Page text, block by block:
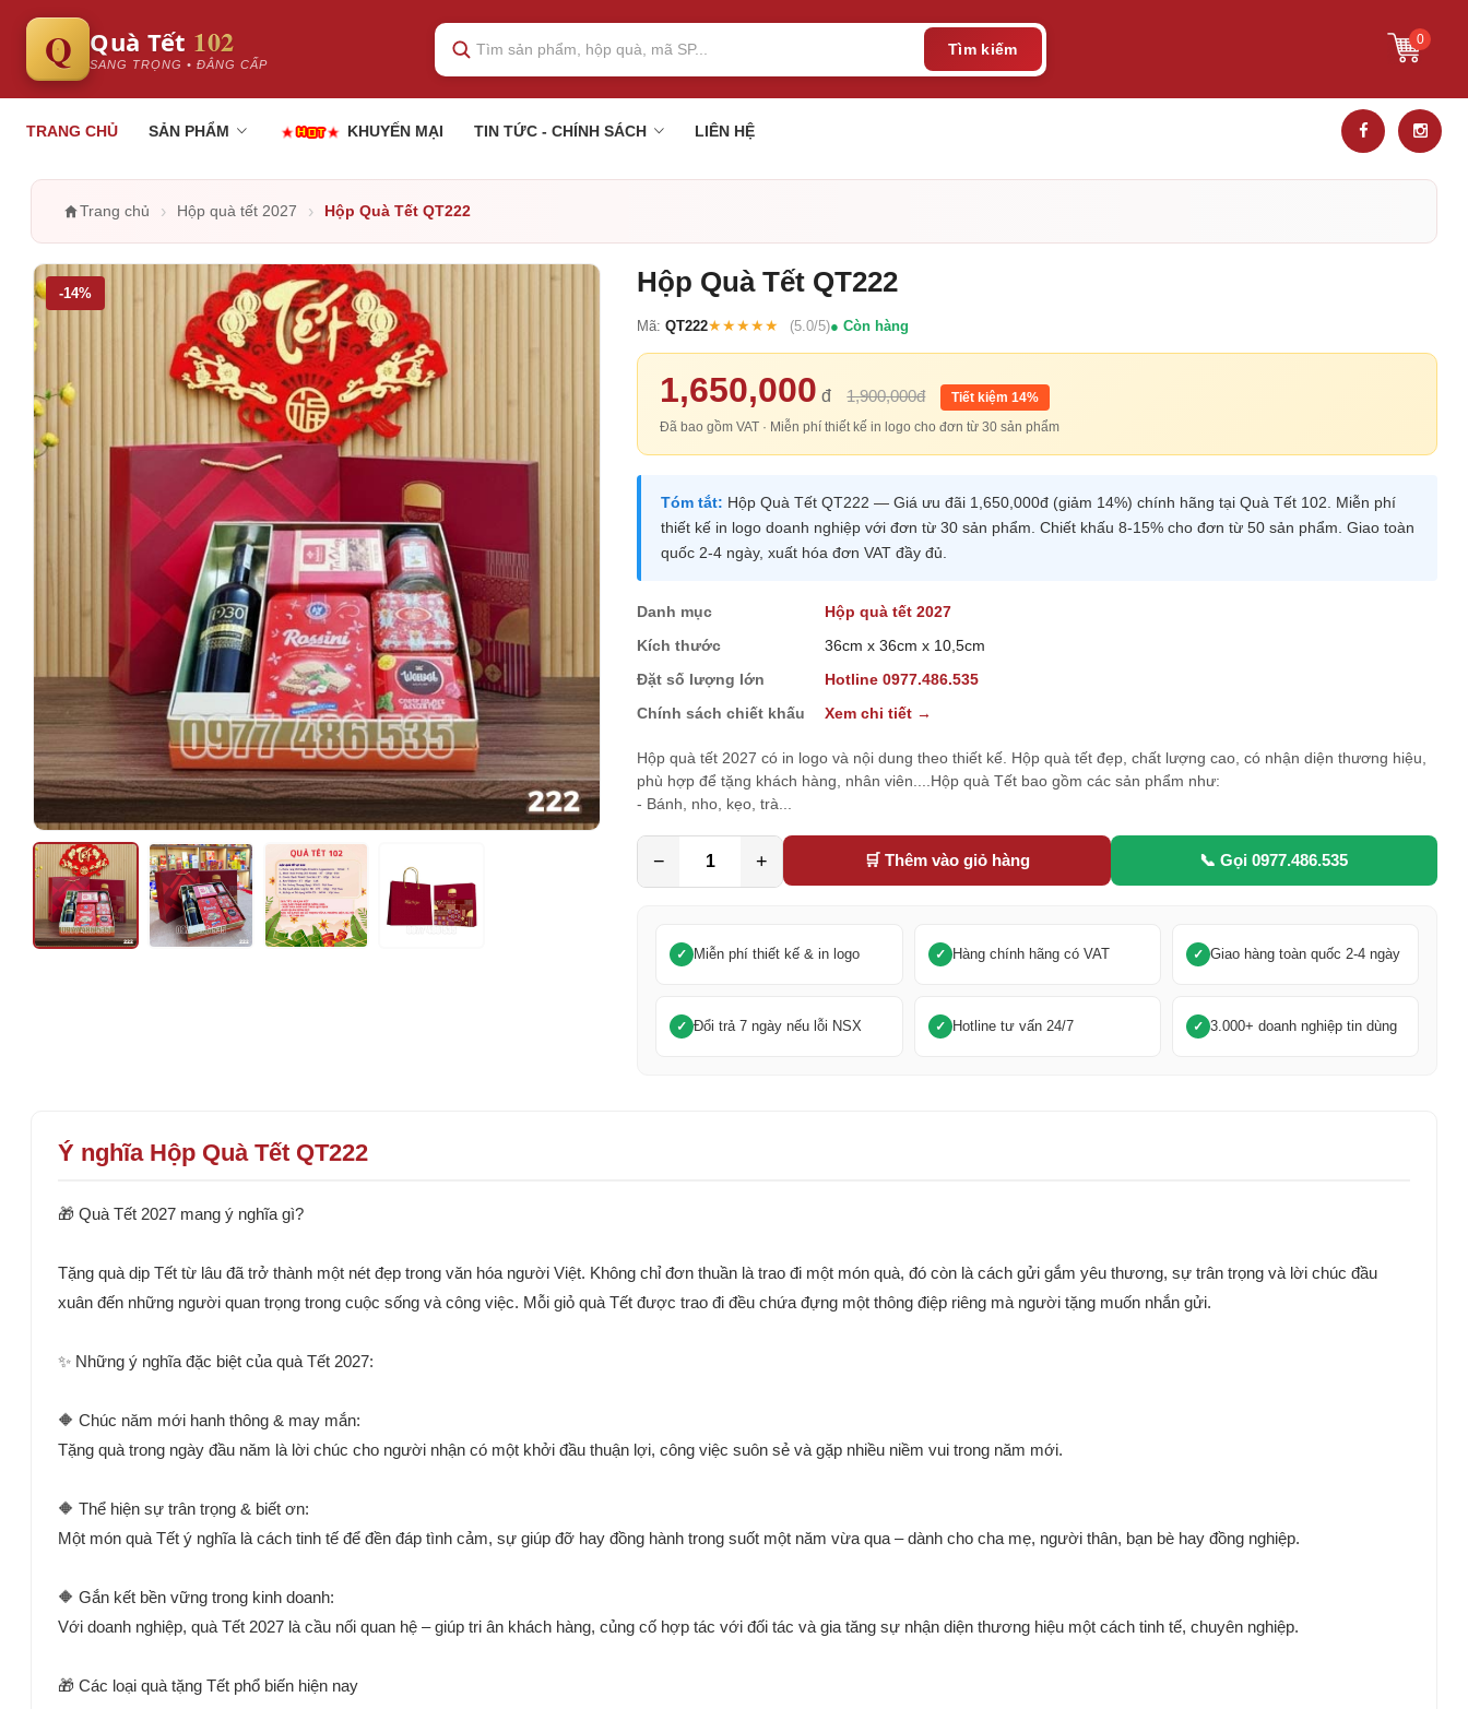
Q Quà Tết 102
SANG TRỌNG • ĐẲNG CẤP
0
Tìm kiếm
TRANG CHỦ SẢN PHẨM KHUYẾN MẠI TIN TỨC - CHÍNH SÁCH LIÊN HỆ
Trang chủ › Hộp quà tết 2027 › Hộp Quà Tết QT222
-14% Hộp Quà Tết QT222
Mã:QT222★★★★★ (5.0/5) Còn hàng
1,650,000 đ 1,900,000đ
Tiết kiệm 14%
Đã bao gồm VAT · Miễn phí thiết kế in logo cho đơn từ 30 sản phẩm
Tóm tắt: Hộp Quà Tết QT222 — Giá ưu đãi 1,650,000đ (giảm 14%) chính hãng tại Quà Tết 102. Miễn phí
thiết kế in logo doanh nghiệp với đơn từ 30 sản phẩm. Chiết khấu 8-15% cho đơn từ 50 sản phẩm. Giao toàn
quốc 2-4 ngày, xuất hóa đơn VAT đầy đủ.
Danh mục
Hộp quà tết 2027
Kích thước
36cm x 36cm x 10,5cm
Đặt số lượng lớn
Hotline 0977.486.535
Chính sách chiết khấu
Xem chi tiết →
Hộp quà tết 2027 có in logo và nội dung theo thiết kế. Hộp quà tết đẹp, chất lượng cao, có nhận diện thương hiệu,
phù hợp để tặng khách hàng, nhân viên....Hộp quà Tết bao gồm các sản phẩm như:
- Bánh, nho, kẹo, trà...
− + 🛒 Thêm vào giỏ hàng 📞 Gọi 0977.486.535
Miễn phí thiết kế & in logo Hàng chính hãng có VAT Giao hàng toàn quốc 2-4 ngày
Đổi trả 7 ngày nếu lỗi NSX Hotline tư vấn 24/7 3.000+ doanh nghiệp tin dùng
Ý nghĩa Hộp Quà Tết QT222
🎁 Quà Tết 2027 mang ý nghĩa gì?
Tặng quà dịp Tết từ lâu đã trở thành một nét đẹp trong văn hóa người Việt. Không chỉ đơn thuần là trao đi một món quà, đó còn là cách gửi gắm yêu thương, sự trân trọng và lời chúc đầu
xuân đến những người quan trọng trong cuộc sống và công việc. Mỗi giỏ quà Tết được trao đi đều chứa đựng một thông điệp riêng mà người tặng muốn nhắn gửi.
✨ Những ý nghĩa đặc biệt của quà Tết 2027:
🔶 Chúc năm mới hanh thông & may mắn:
Tặng quà trong ngày đầu năm là lời chúc cho người nhận có một khởi đầu thuận lợi, công việc suôn sẻ và gặp nhiều niềm vui trong năm mới.
🔶 Thể hiện sự trân trọng & biết ơn:
Một món quà Tết ý nghĩa là cách tinh tế để đền đáp tình cảm, sự giúp đỡ hay đồng hành trong suốt một năm vừa qua – dành cho cha mẹ, người thân, bạn bè hay đồng nghiệp.
🔶 Gắn kết bền vững trong kinh doanh:
Với doanh nghiệp, quà Tết 2027 là cầu nối quan hệ – giúp tri ân khách hàng, củng cố hợp tác với đối tác và gia tăng sự nhận diện thương hiệu một cách tinh tế, chuyên nghiệp.
🎁 Các loại quà tặng Tết phổ biến hiện nay